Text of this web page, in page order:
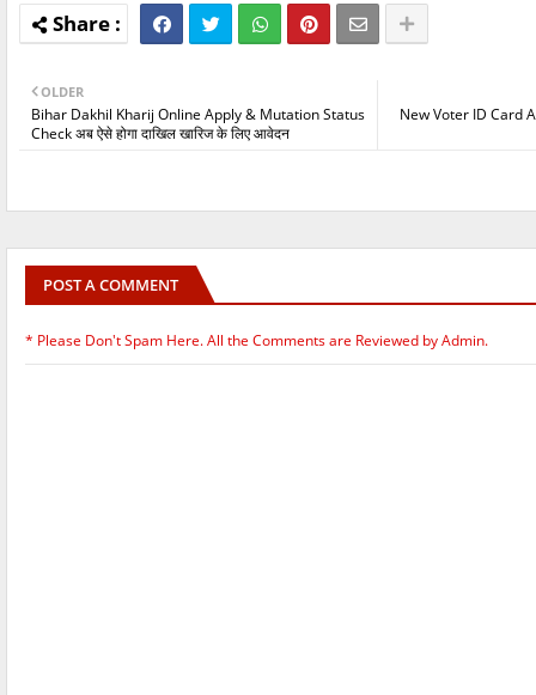
New Voter ID Card
OLDER
Bihar Dakhil Kharij Online Apply & Mutation Status
Check अब ऐसे होगा दाखिल खारिज के लिए आवेदन
POST A COMMENT
* Please Don't Spam Here. All the Comments are Reviewed by Admin.